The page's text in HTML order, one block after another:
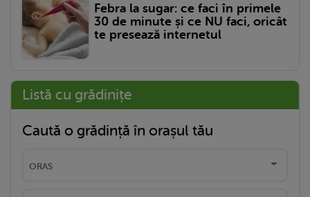
Febra la sugar: ce faci în primele
30 de minute și ce NU faci, oricât
te presează internetul
Listă cu grădinițe
Caută o grădință în orașul tău